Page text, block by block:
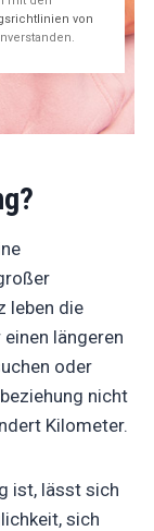
von
leben die
längeren
oder
nicht
Kilometer.
ist, lässt sich
sich